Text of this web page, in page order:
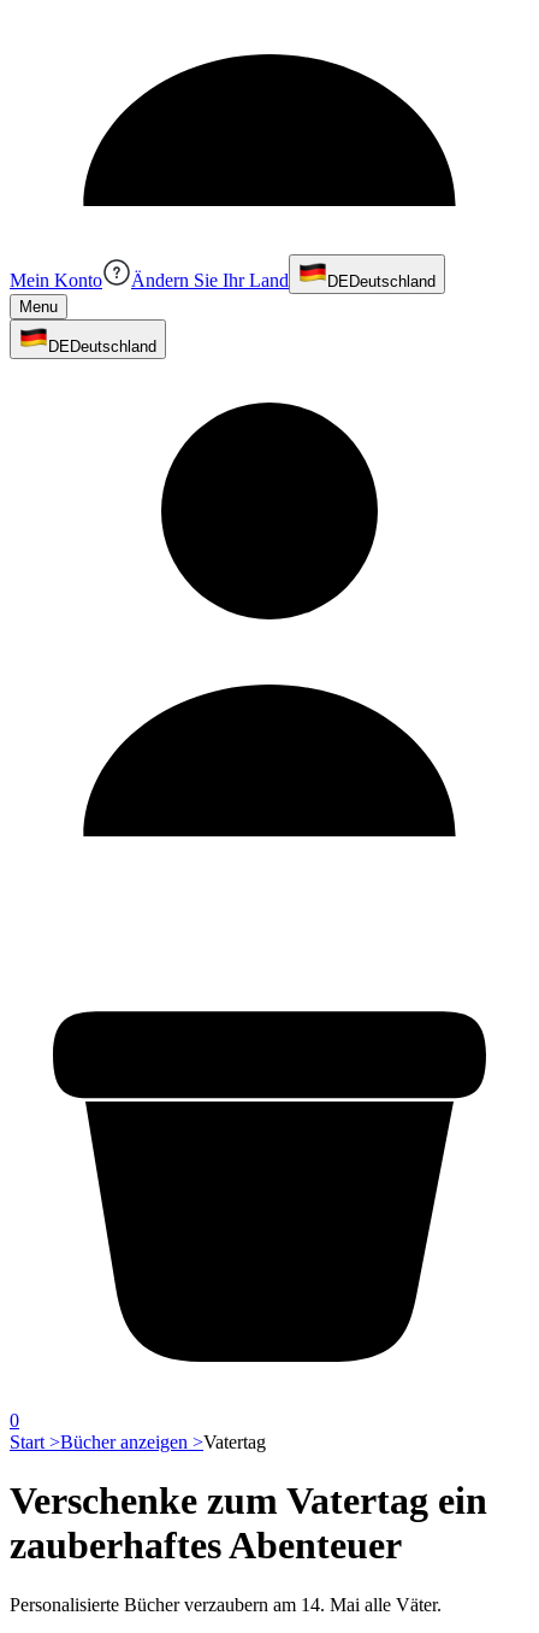
Mein Konto Ändern Sie Ihr Land DE Deutschland
Menu
DE Deutschland
0
Start >Bücher anzeigen >Vatertag
Verschenke zum Vatertag ein
zauberhaftes Abenteuer
Personalisierte Bücher verzaubern am 14. Mai alle Väter.